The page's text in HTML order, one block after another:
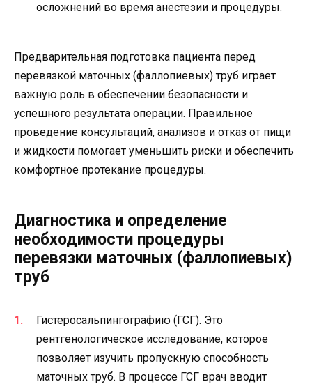
осложнений во время анестезии и процедуры.
Предварительная подготовка пациента перед
перевязкой маточных (фаллопиевых) труб играет
важную роль в обеспечении безопасности и
успешного результата операции. Правильное
проведение консультаций, анализов и отказ от пищи
и жидкости помогает уменьшить риски и обеспечить
комфортное протекание процедуры.
Диагностика и определение
необходимости процедуры
перевязки маточных (фаллопиевых)
труб
Гистеросальпингографию (ГСГ). Это
рентгенологическое исследование, которое
позволяет изучить пропускную способность
маточных труб. В процессе ГСГ врач вводит